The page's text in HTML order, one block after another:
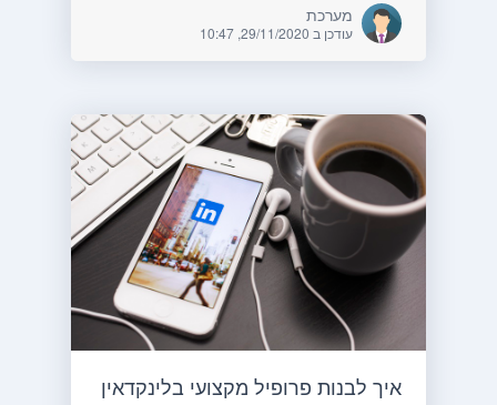
מערכת
עודכן ב 29/11/2020, 10:47
איך לבנות פרופיל מקצועי בלינקדאין